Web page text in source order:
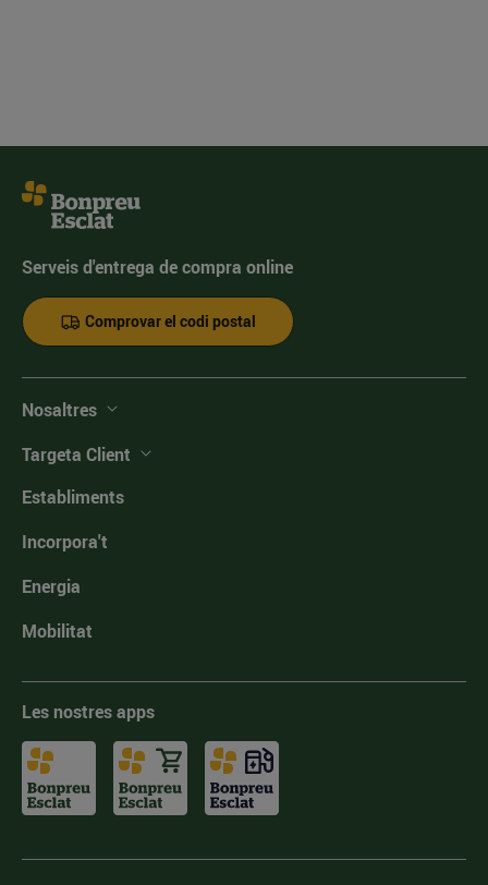
Serveis d'entrega de compra online
Comprovar el codi postal
Nosaltres
Targeta Client
Establiments
Incorpora't
Energia
Mobilitat
Les nostres apps